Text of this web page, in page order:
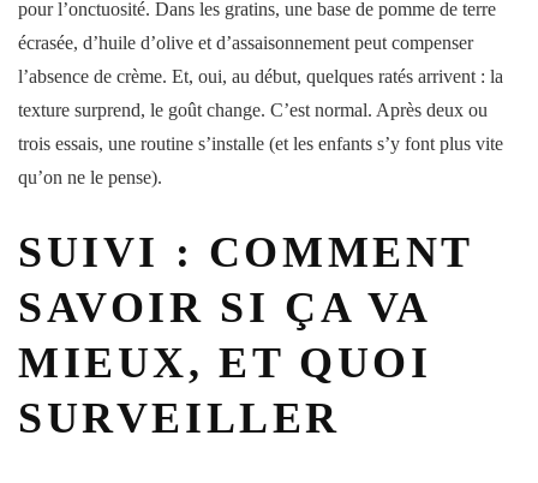
pour l’onctuosité. Dans les gratins, une base de pomme de terre
écrasée, d’huile d’olive et d’assaisonnement peut compenser
l’absence de crème. Et, oui, au début, quelques ratés arrivent : la
texture surprend, le goût change. C’est normal. Après deux ou
trois essais, une routine s’installe (et les enfants s’y font plus vite
qu’on ne le pense).
SUIVI : COMMENT
SAVOIR SI ÇA VA
MIEUX, ET QUOI
SURVEILLER